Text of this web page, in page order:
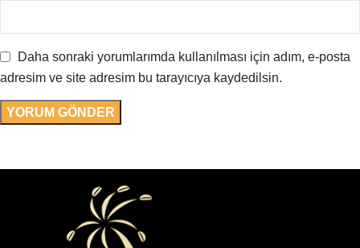
Daha sonraki yorumlarımda kullanılması için adım, e-posta
adresim ve site adresim bu tarayıcıya kaydedilsin.